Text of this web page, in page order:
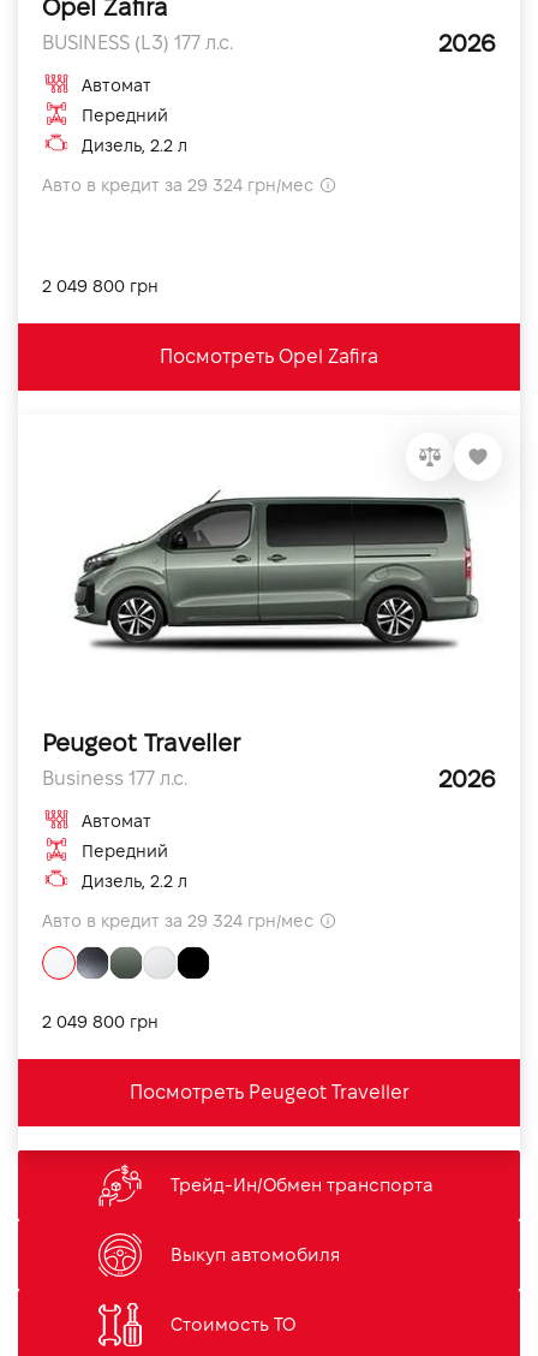
Opel Zafira
BUSINESS (L3) 177 л.с. 2026
Автомат
Передний
Дизель, 2.2 л
Авто в кредит за 29 324 грн/мес
2 049 800 грн
Посмотреть Opel Zafira
Peugeot Traveller
Business 177 л.с. 2026
Автомат
Передний
Дизель, 2.2 л
Авто в кредит за 29 324 грн/мес
2 049 800 грн
Посмотреть Peugeot Traveller
Трейд-Ин/Обмен транспорта
Выкуп автомобиля
Стоимость ТО